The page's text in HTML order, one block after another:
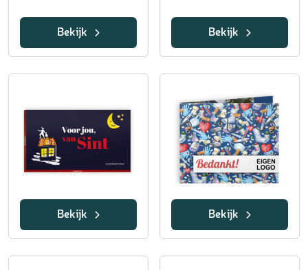
Bekijk Bekijk
Bekijk Bekijk